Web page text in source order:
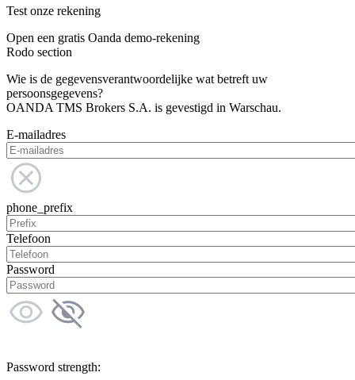
Test onze rekening
Open een gratis Oanda demo-rekening
Rodo section
Wie is de gegevensverantwoordelijke wat betreft uw
persoonsgegevens?
OANDA TMS Brokers S.A. is gevestigd in Warschau.
E-mailadres
phone_prefix
Telefoon
Password
Password strength: